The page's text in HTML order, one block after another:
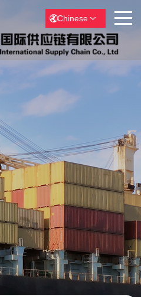
Chinese